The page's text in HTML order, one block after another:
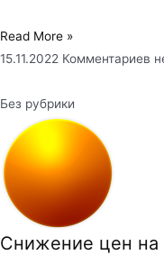
Read More »
15.11.2022 Комментариев
Без рубрики
Снижение цен на